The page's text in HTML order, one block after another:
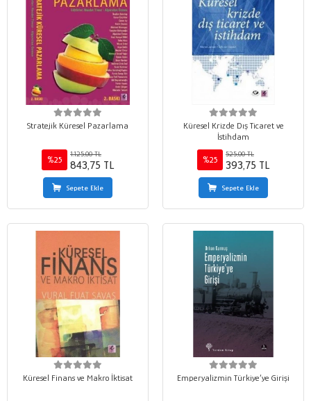
Stratejik Küresel Pazarlama
%25
1.125,00 TL
843,75 TL
Sepete Ekle
Küresel Krizde Dış Ticaret ve
İstihdam
%25
525,00 TL
393,75 TL
Sepete Ekle
Küresel Finans ve Makro İktisat Emperyalizmin Türkiye’ye Girişi